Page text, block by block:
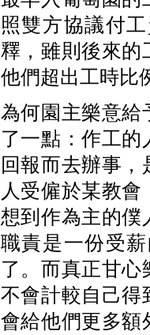
照雙方協議付
釋，雖則後來的
他們超出工時比
為何園主樂意給
了一點：作工
回報而去辦事
人受僱於某教
想到作為主的僕
職責是一份受
了。而真正甘
不會計較自己得
會給他們更多額